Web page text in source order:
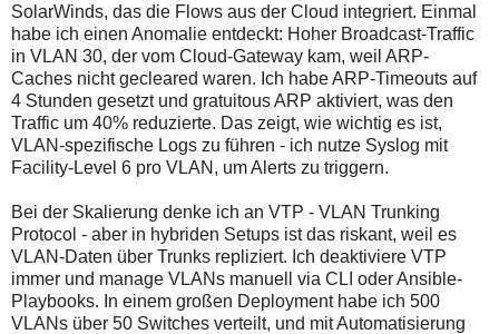
SolarWinds, das die Flows aus der Cloud integriert. Einmal
habe ich einen Anomalie entdeckt: Hoher Broadcast-Traffic
in VLAN 30, der vom Cloud-Gateway kam, weil ARP-
Caches nicht gecleared waren. Ich habe ARP-Timeouts auf
4 Stunden gesetzt und gratuitous ARP aktiviert, was den
Traffic um 40% reduzierte. Das zeigt, wie wichtig es ist,
VLAN-spezifische Logs zu führen - ich nutze Syslog mit
Facility-Level 6 pro VLAN, um Alerts zu triggern.
Bei der Skalierung denke ich an VTP - VLAN Trunking
Protocol - aber in hybriden Setups ist das riskant, weil es
VLAN-Daten über Trunks repliziert. Ich deaktiviere VTP
immer und manage VLANs manuell via CLI oder Ansible-
Playbooks. In einem großen Deployment habe ich 500
VLANs über 50 Switches verteilt, und mit Automatisierung